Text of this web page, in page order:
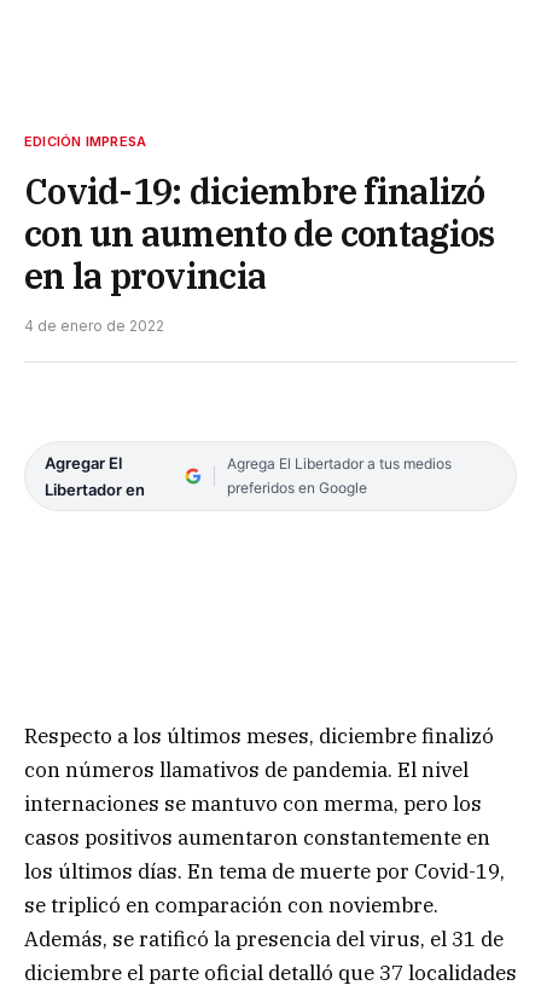
EDICIÓN IMPRESA
Covid-19: diciembre finalizó
con un aumento de contagios
en la provincia
4 de enero de 2022
Agregar El
Libertador en
Agrega El Libertador a tus medios
preferidos en Google
Respecto a los últimos meses, diciembre finalizó
con números llamativos de pandemia. El nivel
internaciones se mantuvo con merma, pero los
casos positivos aumentaron constantemente en
los últimos días. En tema de muerte por Covid-19,
se triplicó en comparación con noviembre.
Además, se ratificó la presencia del virus, el 31 de
diciembre el parte oficial detalló que 37 localidades